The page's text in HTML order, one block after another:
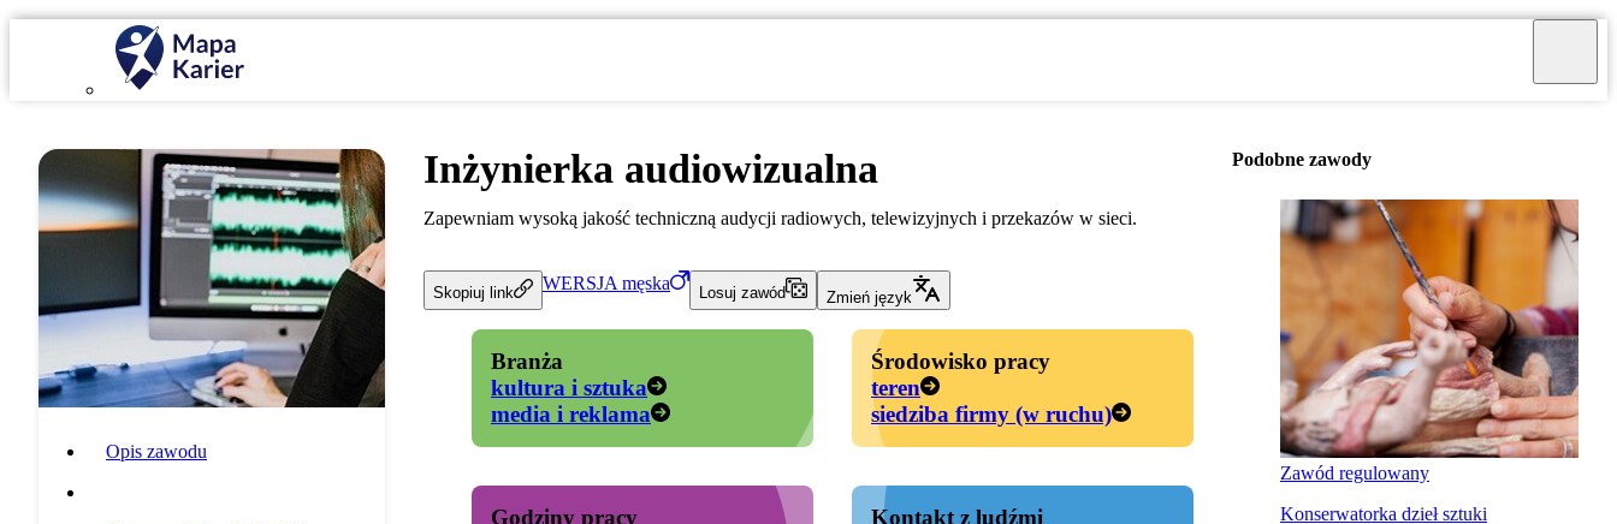
Opis zawodu
Inżynierka audiowizualna
Zapewniam wysoką jakość techniczną audycji radiowych, telewizyjnych i przekazów w sieci.
Skopiuj link WERSJA męska
Losuj zawód Zmień język
Branża
kultura i sztuka
media i reklama
Środowisko pracy
teren
siedziba firmy (w ruchu)
Godziny pracy
Kontakt z ludźmi
Podobne zawody
Zawód regulowany
Konserwatorka dzieł sztuki